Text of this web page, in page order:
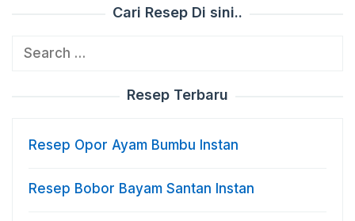
Cari Resep Di sini..
Search
Resep Terbaru
Resep Opor Ayam Bumbu Instan
Resep Bobor Bayam Santan Instan